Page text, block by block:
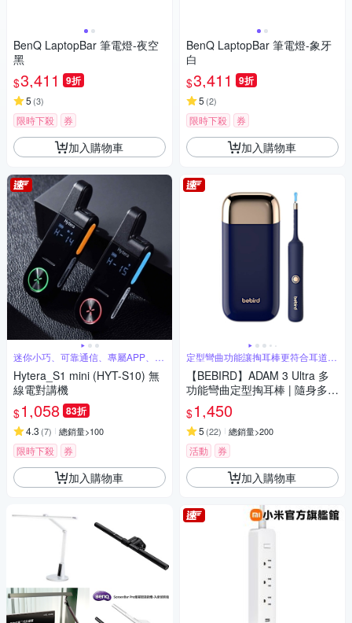
BenQ LaptopBar 筆電燈-夜空
黑
$3,411 9折
5 (3)
限時下殺 券
加入購物車
迷你小巧、可靠通信、專屬APP、超
長待機
Hytera_S1 mini (HYT-S10) 無
線電對講機
$1,058 83折
4.3 (7) 總銷量>100
限時下殺 券
加入購物車
BenQ LaptopBar 筆電燈-象牙
白
$3,411 9折
5 (2)
限時下殺 券
加入購物車
定型彎曲功能讓掏耳棒更符合耳道曲
線
【BEBIRD】ADAM 3 Ultra 多
功能彎曲定型掏耳棒 | 隨身多功
能配件盒獨家豪華版
$1,450
5 (22) 總銷量>200
活動 券
加入購物車